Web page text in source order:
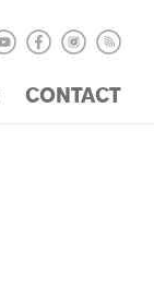
CONTACT